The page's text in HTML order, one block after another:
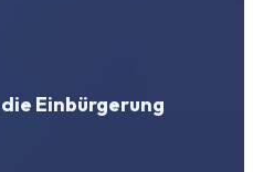
Einbürgerung